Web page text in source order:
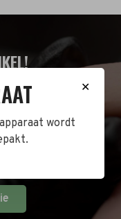
ook een fysieke
doordeweekse
op de zaterdag
✕
wordt